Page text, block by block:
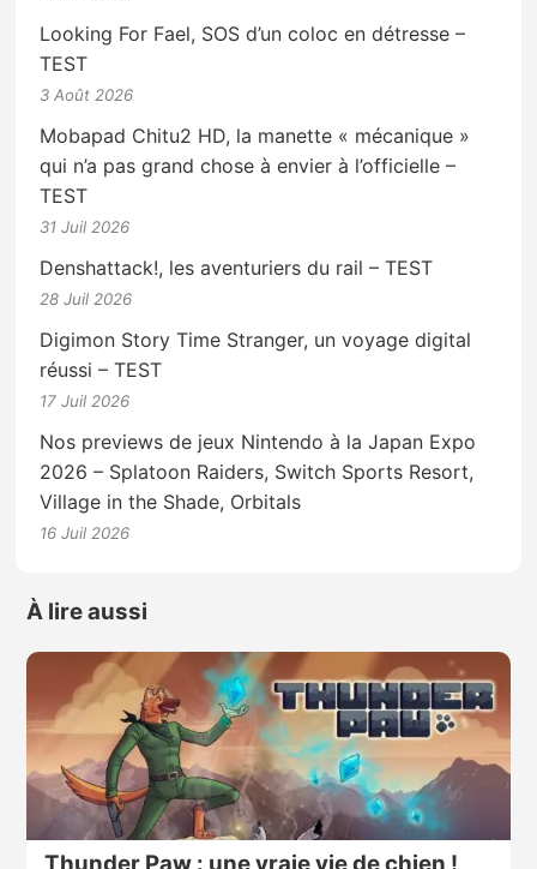
Looking For Fael, SOS d’un coloc en détresse –
TEST
3 Août 2026
Mobapad Chitu2 HD, la manette « mécanique »
qui n’a pas grand chose à envier à l’officielle –
TEST
31 Juil 2026
Denshattack!, les aventuriers du rail – TEST
28 Juil 2026
Digimon Story Time Stranger, un voyage digital
réussi – TEST
17 Juil 2026
Nos previews de jeux Nintendo à la Japan Expo
2026 – Splatoon Raiders, Switch Sports Resort,
Village in the Shade, Orbitals
16 Juil 2026
À lire aussi